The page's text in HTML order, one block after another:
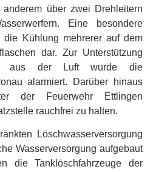
anderem über zwei Drehleitern
Eine besondere
die Kühlung mehrerer auf dem
dar. Zur Unterstützung
aus der Luft wurde die
alarmiert. Darüber hinaus
der Feuerwehr Ettlingen
rauchfrei zu halten.
Löschwasserversorgung
Wasserversorgung aufgebaut
die Tanklöschfahrzeuge der